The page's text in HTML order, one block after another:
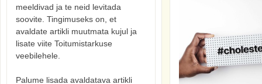
meeldivad ja te neid levitada
soovite. Tingimuseks on, et
avaldate artikli muutmata kujul ja
lisate viite Toitumistarkuse
veebilehele.
Palume lisada avaldatava artikli